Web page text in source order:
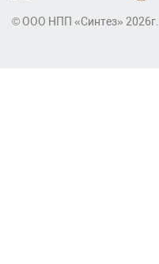
© ООО НПП «Синтез» 2026г.